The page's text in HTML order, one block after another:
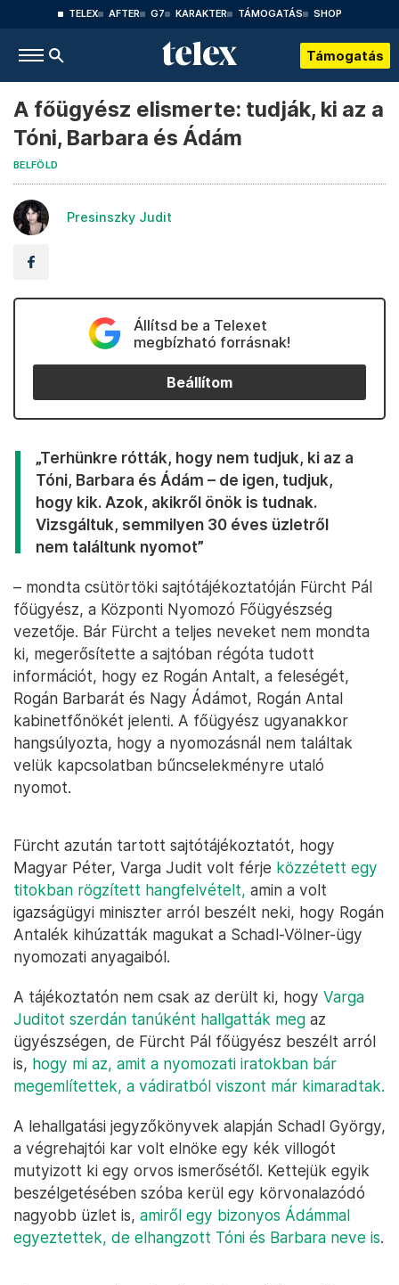
TELEX AFTER G7 KARAKTER TÁMOGATÁS SHOP
Támogatás
A főügyész elismerte: tudják, ki az a
Tóni, Barbara és Ádám
BELFÖLD
Presinszky Judit
Állítsd be a Telexet
megbízható forrásnak!
Beállítom
„Terhünkre rótták, hogy nem tudjuk, ki az a
Tóni, Barbara és Ádám – de igen, tudjuk,
hogy kik. Azok, akikről önök is tudnak.
Vizsgáltuk, semmilyen 30 éves üzletről
nem találtunk nyomot”
– mondta csütörtöki sajtótájékoztatóján Fürcht Pál
főügyész, a Központi Nyomozó Főügyészség
vezetője. Bár Fürcht a teljes neveket nem mondta
ki, megerősítette a sajtóban régóta tudott
információt, hogy ez Rogán Antalt, a feleségét,
Rogán Barbarát és Nagy Ádámot, Rogán Antal
kabinetfőnökét jelenti. A főügyész ugyanakkor
hangsúlyozta, hogy a nyomozásnál nem találtak
velük kapcsolatban bűncselekményre utaló
nyomot.
Fürcht azután tartott sajtótájékoztatót, hogy
Magyar Péter, Varga Judit volt férje közzétett egy
titokban rögzített hangfelvételt, amin a volt
igazságügyi miniszter arról beszélt neki, hogy Rogán
Antalék kihúzatták magukat a Schadl-Völner-ügy
nyomozati anyagaiból.
A tájékoztatón nem csak az derült ki, hogy Varga
Juditot szerdán tanúként hallgatták meg az
ügyészségen, de Fürcht Pál főügyész beszélt arról
is, hogy mi az, amit a nyomozati iratokban bár
megemlítettek, a vádiratból viszont már kimaradtak.
A lehallgatási jegyzőkönyvek alapján Schadl György,
a végrehajtói kar volt elnöke egy kék villogót
mutyizott ki egy orvos ismerősétől. Kettejük egyik
beszélgetésében szóba kerül egy körvonalazódó
nagyobb üzlet is, amiről egy bizonyos Ádámmal
egyeztettek, de elhangzott Tóni és Barbara neve is.